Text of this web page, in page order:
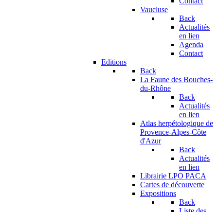
Vaucluse
Back
Actualités
en lien
Agenda
Contact
Editions
Back
La Faune des Bouches-
du-Rhône
Back
Actualités
en lien
Atlas herpétologique de
Provence-Alpes-Côte
d'Azur
Back
Actualités
en lien
Librairie LPO PACA
Cartes de découverte
Expositions
Back